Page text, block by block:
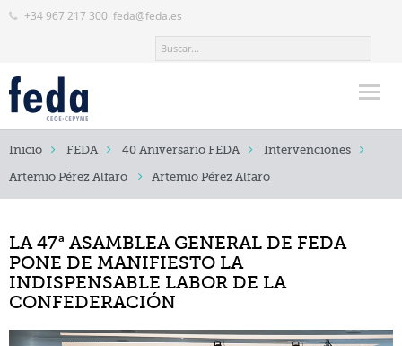
+34 967 217 300 feda@feda.es
Inicio
FEDA
Junta Directiva FEDA / Asociaciones Integradas
Juntas Locales Delegaciones
Inicio FEDA 40 Aniversario FEDA Intervenciones
Artemio Pérez Alfaro Artemio Pérez Alfaro
LA 47ª ASAMBLEA GENERAL DE FEDA
PONE DE MANIFIESTO LA
INDISPENSABLE LABOR DE LA
CONFEDERACIÓN